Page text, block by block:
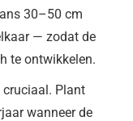
30–50 cm
— zodat de
te ontwikkelen.
Plant
wanneer de